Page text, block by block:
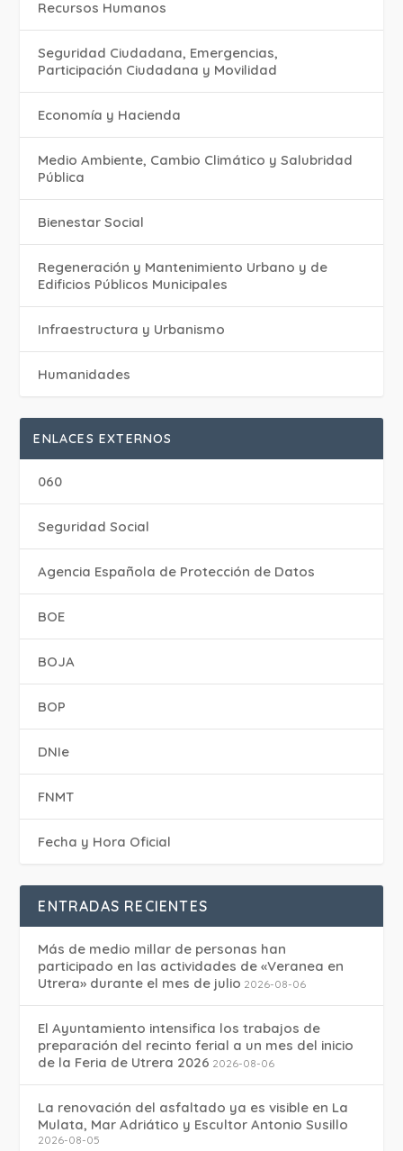
Recursos Humanos
Seguridad Ciudadana, Emergencias,
Participación Ciudadana y Movilidad
Economía y Hacienda
Medio Ambiente, Cambio Climático y Salubridad
Pública
Bienestar Social
Regeneración y Mantenimiento Urbano y de
Edificios Públicos Municipales
Infraestructura y Urbanismo
Humanidades
ENLACES EXTERNOS
060
Seguridad Social
Agencia Española de Protección de Datos
BOE
BOJA
BOP
DNIe
FNMT
Fecha y Hora Oficial
ENTRADAS RECIENTES
Más de medio millar de personas han
participado en las actividades de «Veranea en
Utrera» durante el mes de julio 2026-08-06
El Ayuntamiento intensifica los trabajos de
preparación del recinto ferial a un mes del inicio
de la Feria de Utrera 2026 2026-08-06
La renovación del asfaltado ya es visible en La
Mulata, Mar Adriático y Escultor Antonio Susillo
2026-08-05